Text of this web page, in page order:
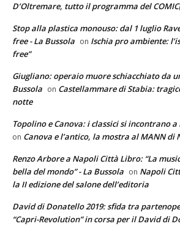
D’Oltremare, tutto il programma del
Stop alla plastica monouso: dal 1 luglio
free - La Bussola on Ischia pro ambiente:
free”
Giugliano: operaio muore schiacchiato da
Bussola on Castellammare di Stabia:
notte
Topolino e Canova: i classici si incontrano
on Canova e l’antico, la mostra al MANN di
Renzo Arbore a Napoli Città Libro: “La
bella del mondo” - La Bussola on Napoli
la II edizione del salone dell’editoria
David di Donatello 2019: sfida tra
“Capri-Revolution” in corsa per il David di